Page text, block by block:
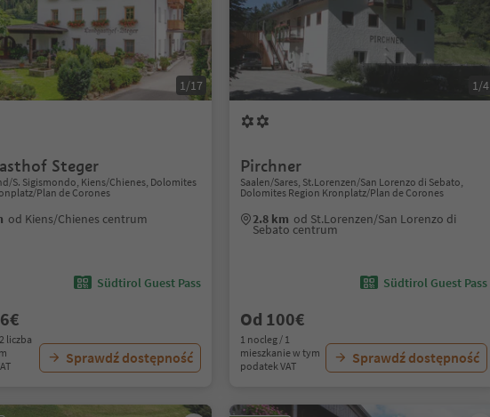
1/17
Steger
S. Sigismondo, Kiens/Chienes, Dolomites
Plan de Corones
od Kiens/Chienes centrum
Südtirol Guest Pass
liczba
Sprawdź dostępność
1/4
Pirchner
Saalen/Sares, St.Lorenzen/San Lorenzo di Sebato,
Dolomites Region Kronplatz/Plan de Corones
2.8 km od St.Lorenzen/San Lorenzo di
Sebato centrum
Südtirol Guest Pass
Od 100€
1 nocleg / 1
mieszkanie w tym
podatek VAT
Sprawdź dostępność